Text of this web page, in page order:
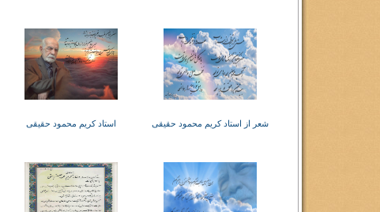
شعر از استاد کریم محمود حقیقی استاد کریم محمود حقیقی